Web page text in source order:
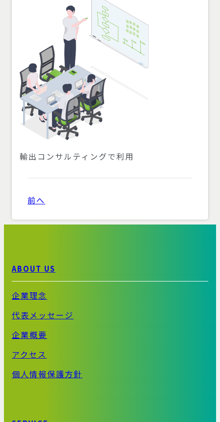
輸出コンサルティングで利用
前へ
ABOUT US
企業理念
代表メッセージ
企業概要
アクセス
個人情報保護方針